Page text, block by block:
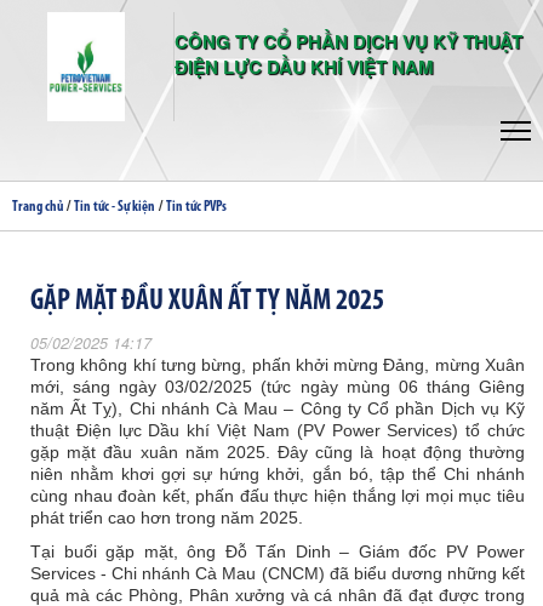
CÔNG TY CỔ PHẦN DỊCH VỤ KỸ THUẬT
ĐIỆN LỰC DẦU KHÍ VIỆT NAM
Trang chủ / Tin tức - Sự kiện /Tin tức PVPs
GẶP MẶT ĐẦU XUÂN ẤT TỴ NĂM 2025
05/02/2025 14:17
Trong không khí tưng bừng, phấn khởi mừng Đảng, mừng Xuân
mới, sáng ngày 03/02/2025 (tức ngày mùng 06 tháng Giêng
năm Ất Tỵ), Chi nhánh Cà Mau – Công ty Cổ phần Dịch vụ Kỹ
thuật Điện lực Dầu khí Việt Nam (PV Power Services) tổ chức
gặp mặt đầu xuân năm 2025. Đây cũng là hoạt động thường
niên nhằm khơi gợi sự hứng khởi, gắn bó, tập thể Chi nhánh
cùng nhau đoàn kết, phấn đấu thực hiện thắng lợi mọi mục tiêu
phát triển cao hơn trong năm 2025.
Tại buổi gặp mặt, ông Đỗ Tấn Dinh – Giám đốc PV Power
Services - Chi nhánh Cà Mau (CNCM) đã biểu dương những kết
quả mà các Phòng, Phân xưởng và cá nhân đã đạt được trong